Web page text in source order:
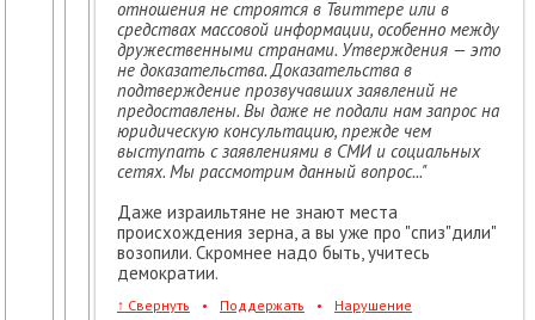
отношения не строятся в Твиттере или в
средствах массовой информации, особенно между
дружественными странами. Утверждения — это
не доказательства. Доказательства в
подтверждение прозвучавших заявлений не
предоставлены. Вы даже не подали нам запрос на
юридическую консультацию, прежде чем
выступать с заявлениями в СМИ и социальных
сетях. Мы рассмотрим данный вопрос..."
Даже израильтяне не знают места
происхождения зерна, а вы уже про "спиз"дили"
возопили. Скромнее надо быть, учитесь
демократии.
↑ Свернуть • Поддержать • Нарушение